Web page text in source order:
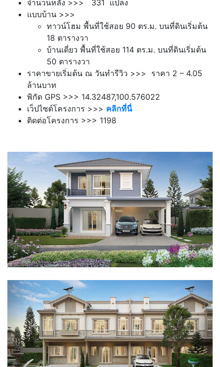
จำนวนหลัง >>> 331 แปลง
แบบบ้าน >>>
ทาวน์โฮม พื้นที่ใช้สอย 90 ตร.ม. บนที่ดินเริ่มต้น
18 ตารางวา
บ้านเดี่ยว พื้นที่ใช้สอย 114 ตร.ม. บนที่ดินเริ่มต้น
50 ตารางวา
ราคาขายเริ่มต้น ณ วันทำรีวิว >>> ราคา 2 – 4.05
ล้านบาท
พิกัด GPS >>> 14.32487,100.576022
เว็ปไซต์โครงการ >>> คลิกที่นี่
ติดต่อโครงการ >>> 1198